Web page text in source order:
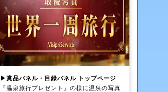
▶賞品パネル・目録パネル トップページ
『温泉旅行プレゼント』の様に温泉の写真